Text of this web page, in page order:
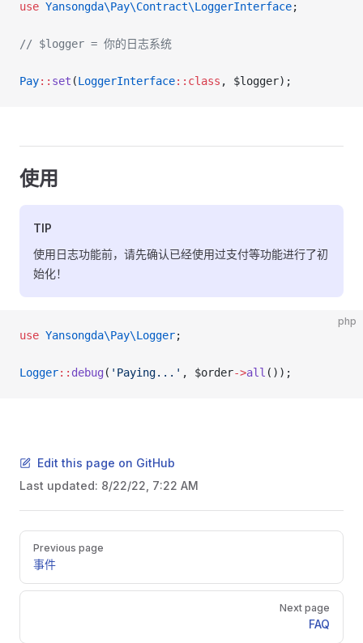
use Yansongda\Pay\Contract\LoggerInterface;
// $logger = 你的日志系统
Pay:: set (LoggerInterface::class , $logger);
使用
TIP
使用日志功能前，请先确认已经使用过支付等功能进行了初
始化！
php
use Yansongda\Pay\Logger;
Logger:: debug ( 'Paying...' , $order->all ());
Edit this page on GitHub
Last updated: 8/22/22, 7:22 AM
Pager
Previous page
事件
Next page
FAQ